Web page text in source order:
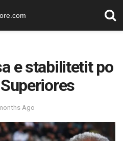
e stabilitetit po
Ago